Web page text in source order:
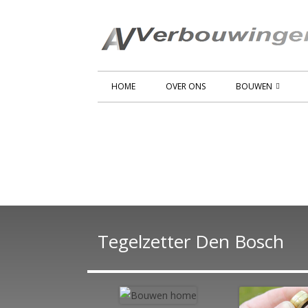
Primair
menu
HOME OVER ONS BOUWEN
KEUKENS
Tegelzetter Den Bosch